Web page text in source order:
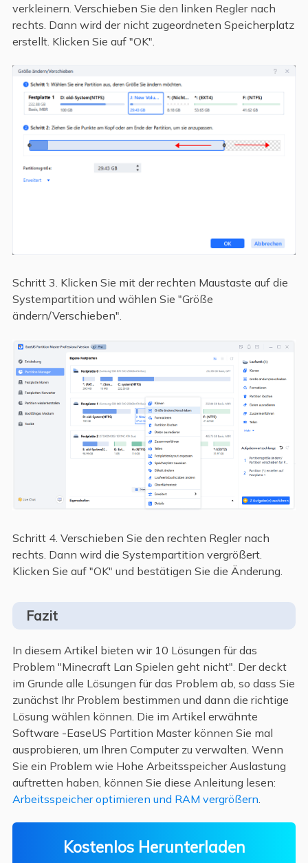
verkleinern. Verschieben Sie den linken Regler nach
rechts. Dann wird der nicht zugeordneten Speicherplatz
erstellt. Klicken Sie auf "OK".
Schritt 3. Klicken Sie mit der rechten Maustaste auf die
Systempartition und wählen Sie "Größe
ändern/Verschieben".
Schritt 4. Verschieben Sie den rechten Regler nach
rechts. Dann wird die Systempartition vergrößert.
Klicken Sie auf "OK" und bestätigen Sie die Änderung.
Fazit
In diesem Artikel bieten wir 10 Lösungen für das
Problem "Minecraft Lan Spielen geht nicht". Der deckt
im Grunde alle Lösungen für das Problem ab, so dass Sie
zunächst Ihr Problem bestimmen und dann die richtige
Lösung wählen können. Die im Artikel erwähnte
Software -EaseUS Partition Master können Sie mal
ausprobieren, um Ihren Computer zu verwalten. Wenn
Sie ein Problem wie Hohe Arbeitsspeicher Auslastung
auftretten haben, können Sie diese Anleitung lesen:
Arbeitsspeicher optimieren und RAM vergrößern
Kostenlos Herunterladen